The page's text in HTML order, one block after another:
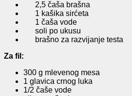
2,5 čaša brašna
1 kašika sirćeta
1 čaša vode
soli po ukusu
brašno za razvijanje testa
Za fil:
300 g mlevenog mesa
1 glavica crnog luka
1/2 čaše vode